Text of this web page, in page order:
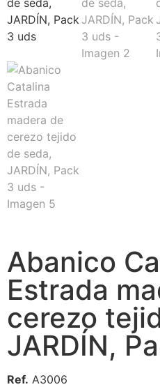
Abanico
Estrada
cerezo
JARDÍN,
Ref. A3006